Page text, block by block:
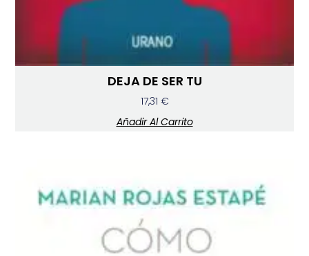
DEJA DE SER TU
17,31 €
Añadir Al Carrito